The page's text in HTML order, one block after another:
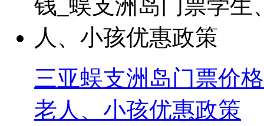
三亚蜈支洲岛门票价
老人、小孩优惠政策